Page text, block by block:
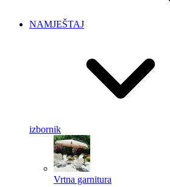
NAMJEŠTAJ
izbornik
Vrtna garnitura